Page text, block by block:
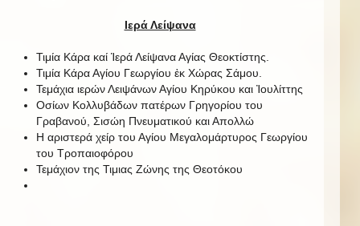
Ιερά Λείψανα
Τιμία Κάρα καί Ἱερά Λείψανα Αγίας Θεοκτίστης.
Τιμία Κάρα Αγίου Γεωργίου ἐκ Χώρας Σάμου.
Τεμάχια ιερών Λειψάνων Αγίου Κηρύκου και Ἰουλίττης
Οσίων Κολλυβάδων πατέρων Γρηγορίου του
Γραβανού, Σισώη Πνευματικού και Απολλώ
Η αριστερά χείρ του Αγίου Μεγαλομάρτυρος Γεωργίου
του Τροπαιοφόρου
Τεμάχιον της Τιμιας Ζώνης της Θεοτόκου